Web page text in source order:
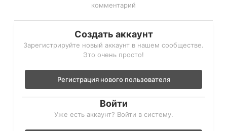
комментарий
Создать аккаунт
Зарегистрируйте новый аккаунт в нашем сообществе.
Это очень просто!
Регистрация нового пользователя
Войти
Уже есть аккаунт? Войти в систему.